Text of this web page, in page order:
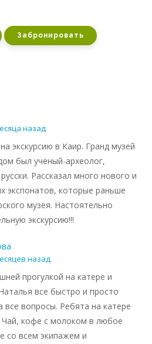
Забронировать
назад
экскурсию в Каир. Гранд музей
был ученый-археолог,
Рассказал много нового и
экспонатов, которые раньше
музея. Настоятельно
экскурсию!!!
назад
прогулкой на катере и
все быстро и просто
все вопросы. Ребята на катере
Чай, кофе с молоком в любое
со всем экипажем и